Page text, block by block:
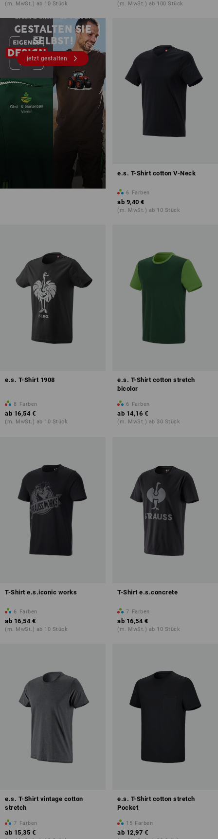
(m. MwSt.) ab 10 Stück (m. MwSt.) ab 100 Stück
Druck & Stick – ab 1 Stück
GESTALTEN SIE
SELBST!
jetzt gestalten
e.s. T-Shirt cotton V-Neck
6 Farben
ab 9,40 €
(m. MwSt.) ab 10 Stück
e.s. T-Shirt 1908
8 Farben
ab 16,54 €
(m. MwSt.) ab 10 Stück
e.s. T-Shirt cotton stretch
bicolor
6 Farben
ab 14,16 €
(m. MwSt.) ab 30 Stück
T-Shirt e.s.iconic works
6 Farben
ab 16,54 €
(m. MwSt.) ab 10 Stück
T-Shirt e.s.concrete
7 Farben
ab 16,54 €
(m. MwSt.) ab 10 Stück
e.s. T-Shirt vintage cotton
stretch
7 Farben
ab 15,35 €
e.s. T-Shirt cotton stretch
Pocket
15 Farben
ab 12,97 €